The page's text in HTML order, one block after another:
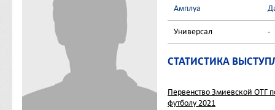
Амплуа
Универсал -
СТАТИСТИКА
Первенство Змиевской ОТГ
футболу 2021